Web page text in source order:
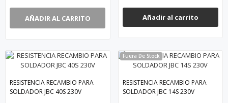
AÑADIR AL CARRITO Añadir al carrito
RESISTENCIA RECAMBIO PARA
SOLDADOR JBC 40S 230V
Fuera De Stock
RESISTENCIA RECAMBIO PARA
SOLDADOR JBC 14S 230V